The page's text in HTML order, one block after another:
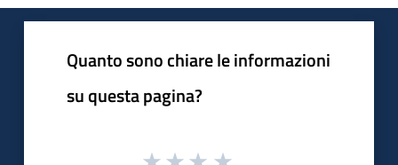
Quanto sono chiare le informazioni
su questa pagina?